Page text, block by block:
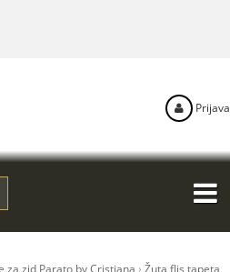
za zid Parato by Cristiana ›Žuta flis tapeta
Prijava